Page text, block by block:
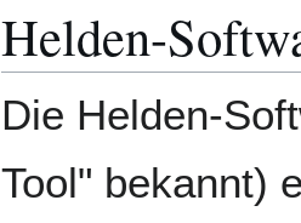
Navigation
Suche
Helden-
Die Helden-
Tool" bekannt)